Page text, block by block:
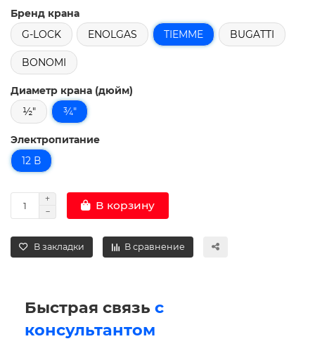
Бренд крана
G-LOCK
ENOLGAS TIEMME BUGATTI
BONOMI
Диаметр крана (дюйм)
½"
¾"
Электропитание
12 В
В корзину
В закладки В сравнение
Быстрая связь с
консультантом